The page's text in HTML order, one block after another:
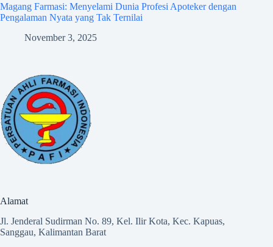
Magang Farmasi: Menyelami Dunia Profesi Apoteker dengan
Pengalaman Nyata yang Tak Ternilai
November 3, 2025
Alamat
Jl. Jenderal Sudirman No. 89, Kel. Ilir Kota, Kec. Kapuas,
Sanggau, Kalimantan Barat